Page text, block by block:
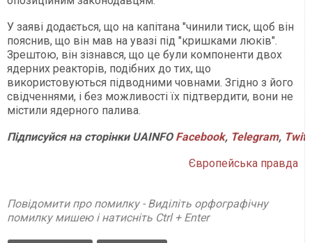
У заяві додається, що на капітана "чинили тиск, щоб він
пояснив, що він мав на увазі під "кришками люків".
Зрештою, він зізнався, що це були компоненти двох
ядерних реакторів, подібних до тих, що
використовуються підводними човнами. Згідно з його
свідченнями, і без можливості їх підтвердити, вони не
містили ядерного палива.
ПідписуйсянасторінкиUAINFO Facebook, Telegram,
Європейська правда
Повідомити про помилку - Виділіть орфографічну
помилку мишею і натисніть Ctrl + Enter